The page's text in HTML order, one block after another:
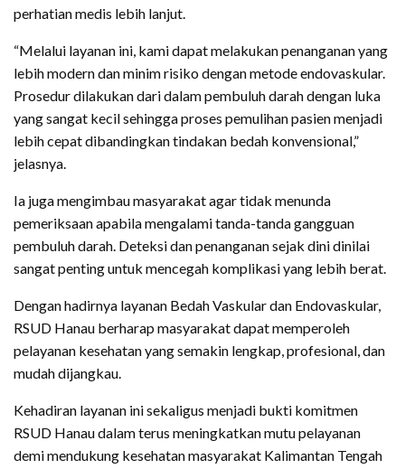
perhatian medis lebih lanjut.
“Melalui layanan ini, kami dapat melakukan penanganan yang
lebih modern dan minim risiko dengan metode endovaskular.
Prosedur dilakukan dari dalam pembuluh darah dengan luka
yang sangat kecil sehingga proses pemulihan pasien menjadi
lebih cepat dibandingkan tindakan bedah konvensional,”
jelasnya.
Ia juga mengimbau masyarakat agar tidak menunda
pemeriksaan apabila mengalami tanda-tanda gangguan
pembuluh darah. Deteksi dan penanganan sejak dini dinilai
sangat penting untuk mencegah komplikasi yang lebih berat.
Dengan hadirnya layanan Bedah Vaskular dan Endovaskular,
RSUD Hanau berharap masyarakat dapat memperoleh
pelayanan kesehatan yang semakin lengkap, profesional, dan
mudah dijangkau.
Kehadiran layanan ini sekaligus menjadi bukti komitmen
RSUD Hanau dalam terus meningkatkan mutu pelayanan
demi mendukung kesehatan masyarakat Kalimantan Tengah